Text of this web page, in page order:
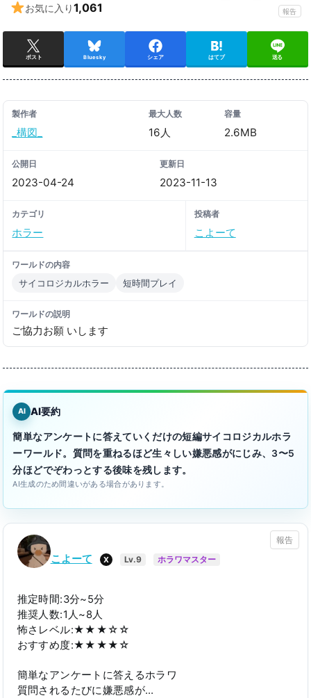
お気に入り1,061 報告
ポスト Bluesky シェア はてブ 送る
製作者
_構図_
最大人数
16人
容量
2.6MB
公開日
2023-04-24
更新日
2023-11-13
カテゴリ
ホラー
投稿者
こよーて
ワールドの内容
サイコロジカルホラー 短時間プレイ
ワールドの説明
ご協力お願 いします
AI AI要約
簡単なアンケートに答えていくだけの短編サイコロジカルホラ
ーワールド。質問を重ねるほど生々しい嫌悪感がにじみ、3〜5
分ほどでぞわっとする後味を残します。
AI生成のため間違いがある場合があります。
報告
こよーて X Lv.9 ホラワマスター
推定時間:3分~5分
推奨人数:1人~8人
怖さレベル:★★★☆☆
おすすめ度:★★★★☆
簡単なアンケートに答えるホラワ
質問されるたびに嫌悪感が…